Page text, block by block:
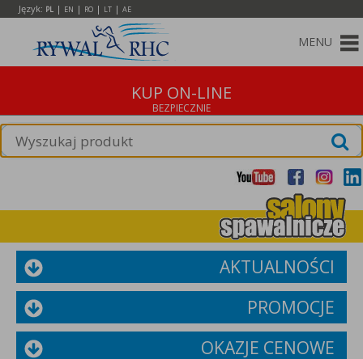
Język: PL | EN | RO | LT | AE
MENU
KUP ON-LINE
AKTUALNOŚCI
PROMOCJE
OKAZJE CENOWE